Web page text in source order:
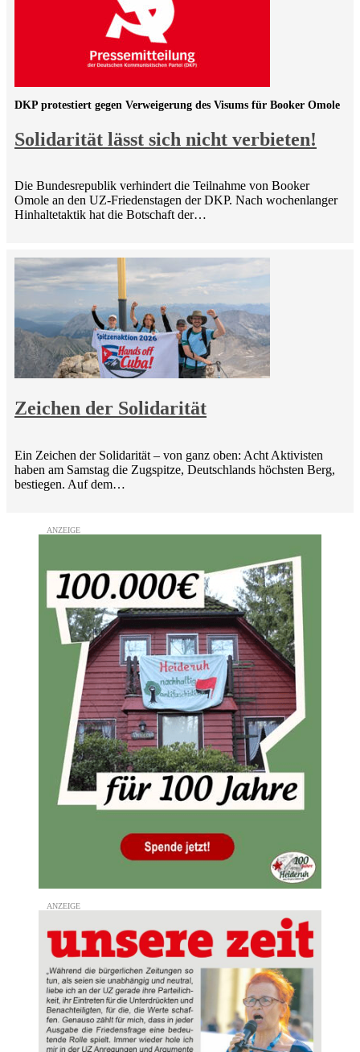
Solidarität lässt sich nicht verbieten!
DKP protestiert gegen Verweigerung des Visums für Booker Omole
Die Bundesrepublik verhindert die Teilnahme von Booker
Omole an den UZ-Friedenstagen der DKP. Nach wochenlanger
Hinhaltetaktik hat die Botschaft der…
Zeichen der Solidarität
Ein Zeichen der Solidarität – von ganz oben: Acht Aktivisten
haben am Samstag die Zugspitze, Deutschlands höchsten Berg,
bestiegen. Auf dem…